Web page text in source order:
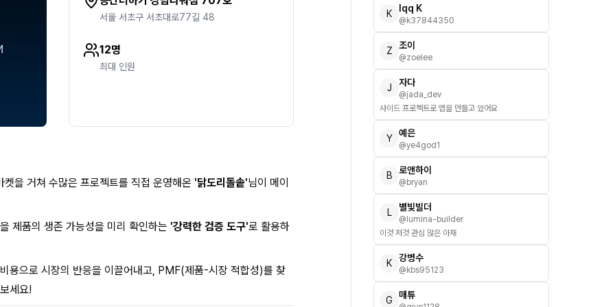
서울 서초구 서초대로77길 48
12명
최대 인원
을 거쳐 수많은 프로젝트를 직접 운영해온 '닭도리돌솥'님이 메이
제품의 생존 가능성을 미리 확인하는 '강력한 검증 도구'로 활용하
용으로 시장의 반응을 이끌어내고, PMF(제품-시장 적합성)를 찾
세요!
K Iqq K
@ k37844350
Z 조이
@zoelee
J 자다
@jada_dev
사이드 프로젝트로 앱을 만들고 있어요
Y 예은
@ye4god1
B 로앤하이
@ bryan
L 별빛빌더
@ lumina-builder
이것 저것 관심 많은 아재
K 강병수
@ kbs95123
G 매튜